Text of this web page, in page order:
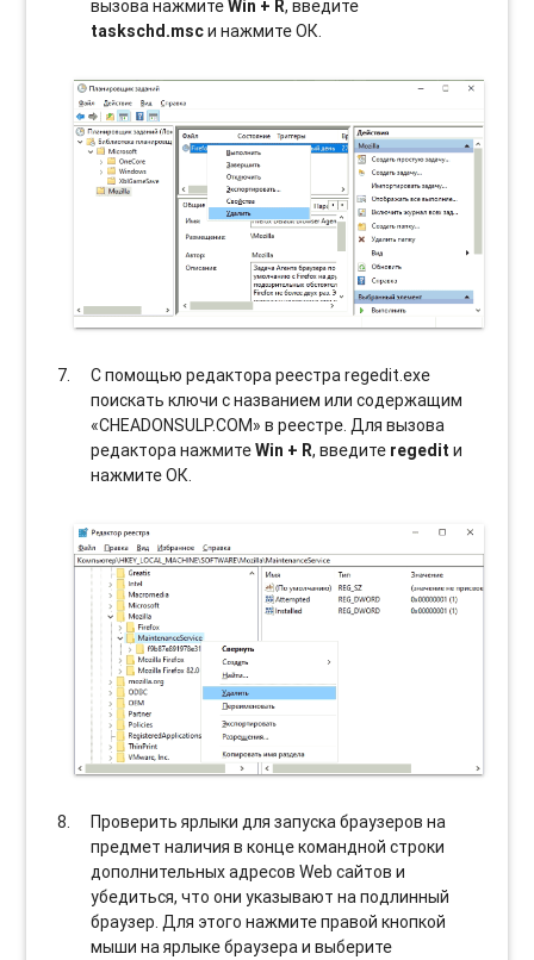
вызова нажмитеWin + R, введите
taskschd.mscи нажмите ОК.
С помощью редактора реестра regedit.exe
поискать ключи с названием или содержащим
«CHEADONSULP.COM» в реестре. Для вызова
редактора нажмитеWin + R, введите regedit и
нажмите ОК.
Проверить ярлыки для запуска браузеров на
предмет наличия в конце командной строки
дополнительных адресов Web сайтов и
убедиться, что они указывают на подлинный
браузер. Для этого нажмите правой кнопкой
мыши на ярлыке браузера и выберите